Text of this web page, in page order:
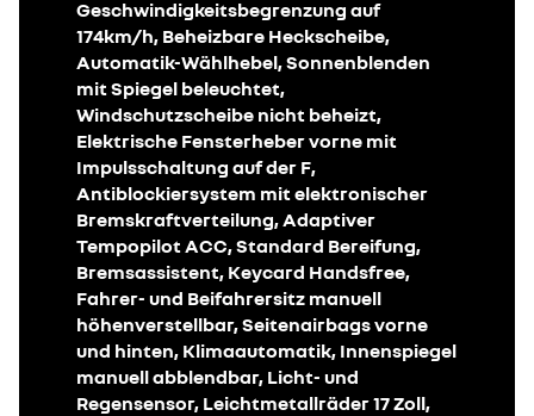
Geschwindigkeitsbegrenzung auf
174km/h, Beheizbare Heckscheibe,
Automatik-Wählhebel, Sonnenblenden
mit Spiegel beleuchtet,
Windschutzscheibe nicht beheizt,
Elektrische Fensterheber vorne mit
Impulsschaltung auf der F,
Antiblockiersystem mit elektronischer
Bremskraftverteilung, Adaptiver
Tempopilot ACC, Standard Bereifung,
Bremsassistent, Keycard Handsfree,
Fahrer- und Beifahrersitz manuell
höhenverstellbar, Seitenairbags vorne
und hinten, Klimaautomatik, Innenspiegel
manuell abblendbar, Licht- und
Regensensor, Leichtmetallräder 17 Zoll,